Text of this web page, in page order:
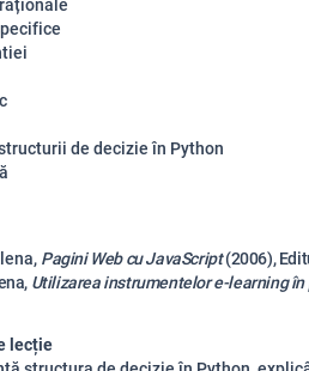
de decizie în Python
Pagini Web cu JavaScript(2006),
Utilizarea instrumentelor e-learning
lecție